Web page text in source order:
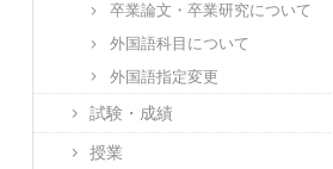
卒業論文・卒業研究について
外国語科目について
外国語指定変更
試験・成績
授業